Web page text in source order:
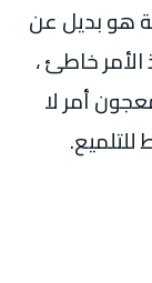
هو بديل عن
خاطئ ،
أمر لا